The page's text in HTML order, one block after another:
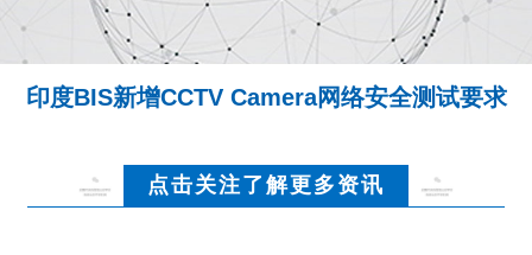
印度BIS新增CCTV Camera网络安全测试要求
点击关注了解更多资讯